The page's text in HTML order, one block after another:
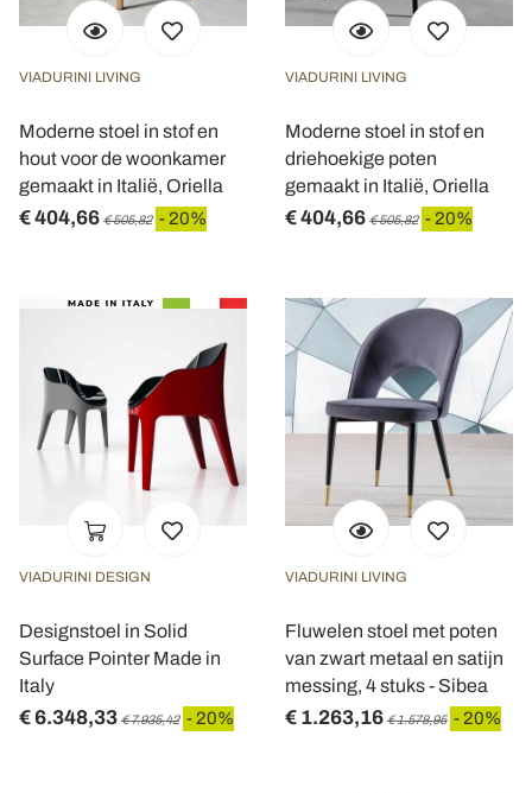
VIADURINI LIVING
Moderne stoel in stof en
hout voor de woonkamer
gemaakt in Italië, Oriella
€ 404,66 € 505,82 - 20%
VIADURINI LIVING
Moderne stoel in stof en
driehoekige poten
gemaakt in Italië, Oriella
€ 404,66 € 505,82 - 20%
VIADURINI DESIGN
Designstoel in Solid
Surface Pointer Made in
Italy
€ 6.348,33 € 7.935,42 - 20%
VIADURINI LIVING
Fluwelen stoel met poten
van zwart metaal en satijn
messing, 4 stuks - Sibea
€ 1.263,16 € 1.578,95 - 20%